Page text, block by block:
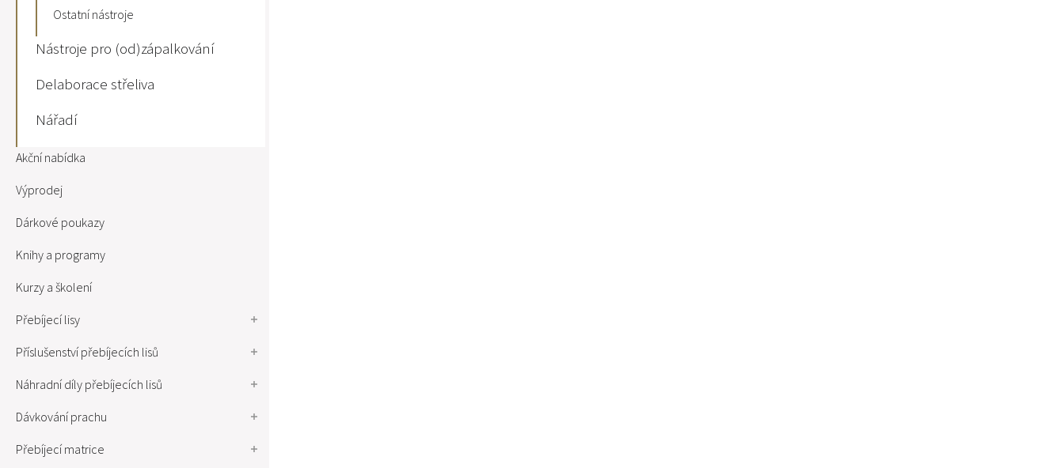
Ostatní nástroje
Nástroje pro (od)zápalkování
Delaborace střeliva
Nářadí
Akční nabídka
Výprodej
Dárkové poukazy
Knihy a programy
Kurzy a školení
Přebíjecí lisy
Příslušenství přebíjecích lisů
Náhradní díly přebíjecích lisů
Dávkování prachu
Přebíjecí matrice